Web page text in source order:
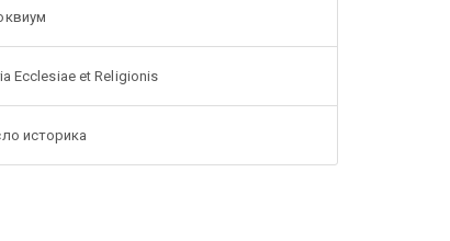
Ecclesiae et Religionis
историка